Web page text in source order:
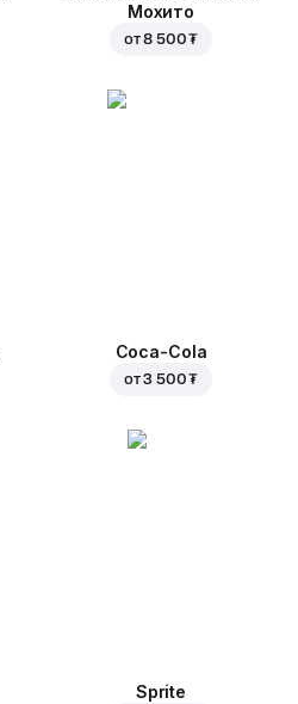
Мохито
от8 500 ₮
Coca-Cola
от3 500 ₮
Sprite